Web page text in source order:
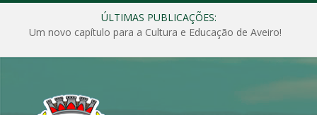
ÚLTIMAS PUBLICAÇÕES:
Um novo capítulo para a Cultura e Educação de Aveiro!